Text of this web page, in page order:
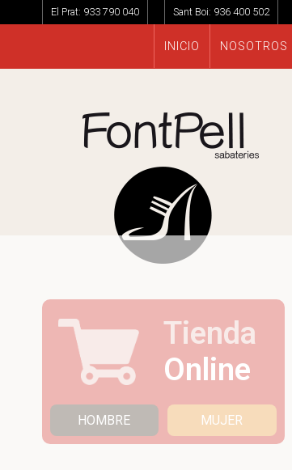
El Prat: 933 790 040 Sant Boi: 936 400 502
INICIO NOSOTROS
Tienda
Online
HOMBRE MUJER